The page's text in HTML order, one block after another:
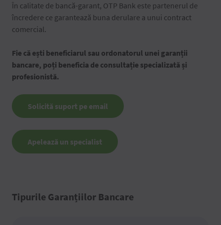
În calitate de bancă-garant, OTP Bank este partenerul de
încredere ce garantează buna derulare a unui contract
comercial.
Fie că ești beneficiarul sau ordonatorul unei garanții
bancare, poți beneficia de consultație specializată și
profesionistă.
Solicită suport pe email
Apelează un specialist
Tipurile Garanțiilor Bancare